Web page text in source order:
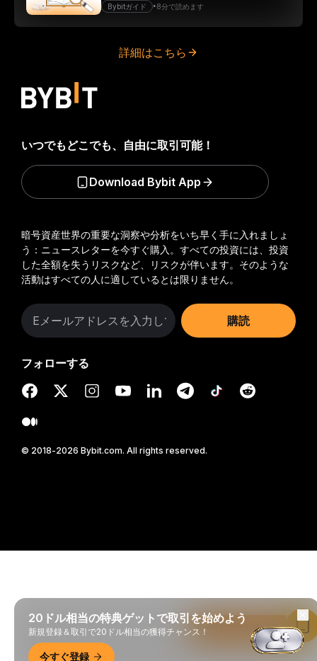
Bybitガイド •8分で読めます
詳細はこちら
暗号資産世界の重要な洞察や分析をいち早く手に入れましょ
う：ニュースレターを今すぐ購入。 すべての投資には、投資
した全額を失うリスクなど、リスクが伴います。そのような
活動はすべての人に適しているとは限りません。
購読
フォローする
© 2018-2026 Bybit.com. All rights reserved.
いつでもどこでも、自由に取引可能！
Download Bybit App
20ドル相当の特典ゲットで取引を始めよう
新規登録＆取引で20ドル相当の獲得チャンス！
今すぐ登録
Bybitアプリで読む